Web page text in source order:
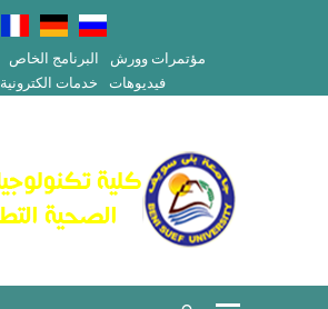
البرنامج الخاص
مؤتمرات وورش
خدمات الكترونية
فيديوهات